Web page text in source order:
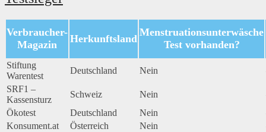
Verbraucher-
Magazin
Herkunftsland
Menstruationsunterwäsche
Test vorhanden?
Stiftung
Warentest
Deutschland
Nein
SRF1 –
Kassensturz
Schweiz
Nein
Ökotest
Deutschland
Nein
Konsument.at
Österreich
Nein